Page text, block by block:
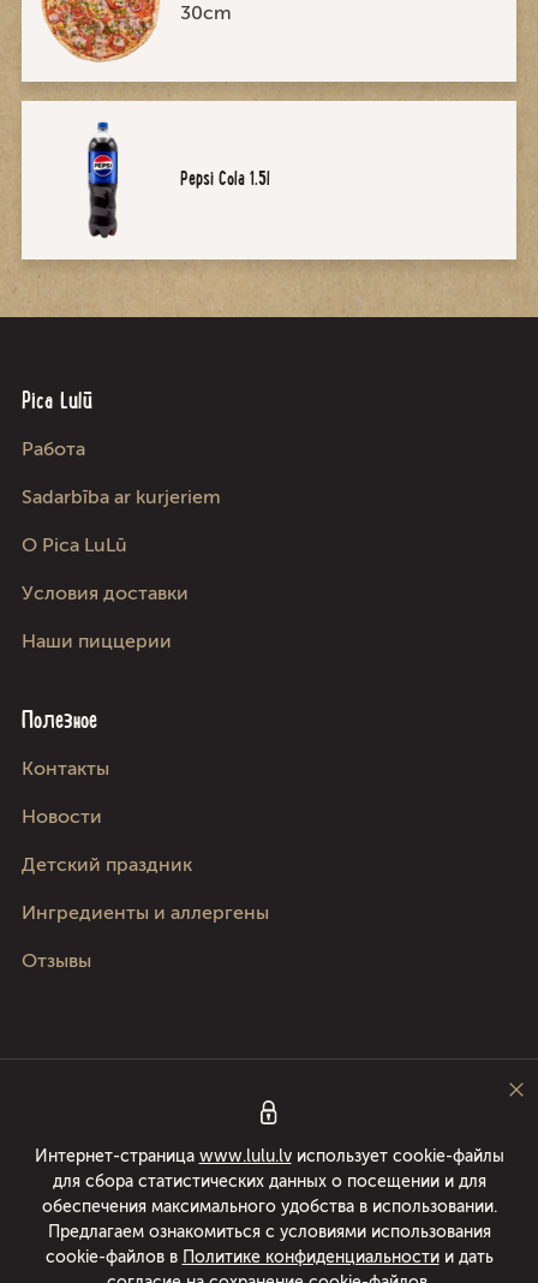
30cm
Pepsi Cola 1.5l
Pica Lulū
Работа
Sadarbība ar kurjeriem
О Pica LuLū
Условия доставки
Наши пиццерии
Полезное
Kонтакты
Новости
Детский праздник
Ингредиенты и аллергены
Отзывы
Следите за нами
Pica Lulū - лучшая пицца в Риге, Юрмале, Адажи и Кекаве! Доставка еды
24/7 в течении 49 минут или пицца бесплатно! Раскатываем пиццы с
1994 года.
Интернет-страница www.lulu.lvиспользует cookie-файлы
для сбора статистических данных о посещении и для
обеспечения максимального удобства в использовании.
Предлагаем ознакомиться с условиями использования
cookie-файлов в Политике конфиденциальностии дать